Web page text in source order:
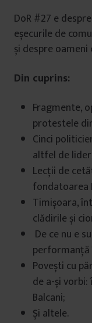
DoR #27 e
eșecurile de
și despre
Din cuprins:
Fragmente,
protestele
Cinci
altfel de
Lecții de
fondatoarea
Timișoara,
clădirile și
De ce nu e
performanță
Povești cu
de a-și vorbi:
Balcani;
Și altele.